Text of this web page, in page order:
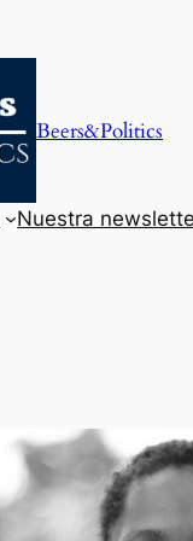
Beers&Politics
Nuestra